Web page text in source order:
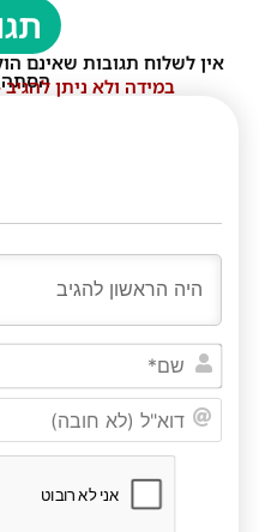
אין לשלוח תגובות שאינם
הסתהבמידה ולא ניתן